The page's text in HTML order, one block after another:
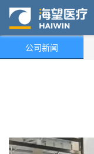
公司新闻